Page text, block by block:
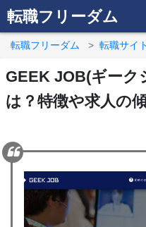
転職フリーダム
転職フリーダム 転職サイト
GEEK JOB(ギーク
は？特徴や求人の